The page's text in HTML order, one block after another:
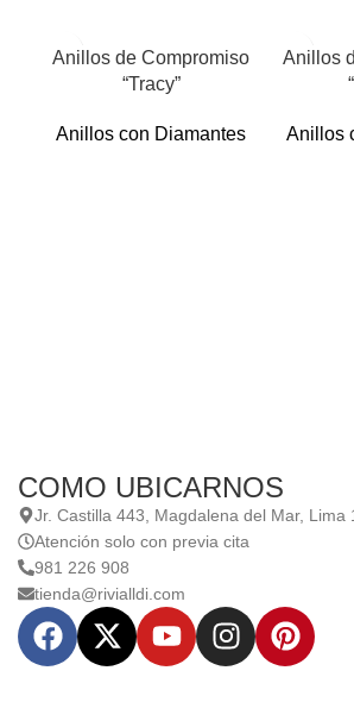
Anillos de Compromiso
“Tracy”
Anillos con Diamantes
Anillos
Anillos
COMO UBICARNOS
Jr. Castilla 443, Magdalena del Mar, Lima
Atención solo con previa cita
981 226 908
tienda@rivialldi.com